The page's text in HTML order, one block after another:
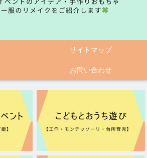
サイトマップ
お問い合わせ